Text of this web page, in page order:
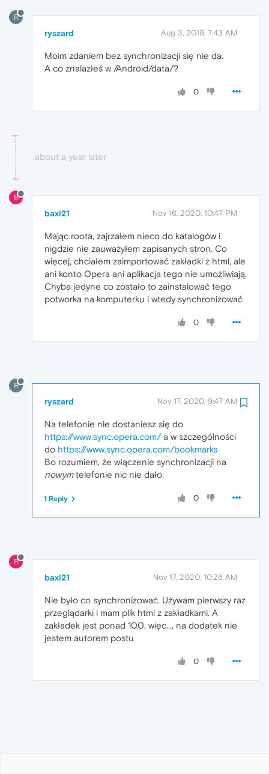
R
ryszard Aug 3, 2019, 7:43 AM
Moim zdaniem bez synchronizacji się nie da.
A co znalazłeś w /Android/data/?
0
about a year later
B
baxi21 Nov 16, 2020, 10:47 PM
Mając roota, zajrzałem nieco do katalogów i
nigdzie nie zauważyłem zapisanych stron. Co
więcej, chciałem zaimportować zakładki z html, ale
ani konto Opera ani aplikacja tego nie umożliwiają.
Chyba jedyne co zostało to zainstalować tego
potworka na komputerku i wtedy synchronizować
0
R
ryszard Nov 17, 2020, 9:47 AM
Na telefonie nie dostaniesz się do
https://www.sync.opera.com/a w szczególności
do https://www.sync.opera.com/bookmarks
Bo rozumiem, że włączenie synchronizacji na
nowymtelefonie nic nie dało.
0
1 Reply
B
baxi21 Nov 17, 2020, 10:26 AM
Nie było co synchronizować. Używam pierwszy raz
przeglądarki i mam plik html z zakładkami. A
zakładek jest ponad 100, więc..., na dodatek nie
jestem autorem postu
0